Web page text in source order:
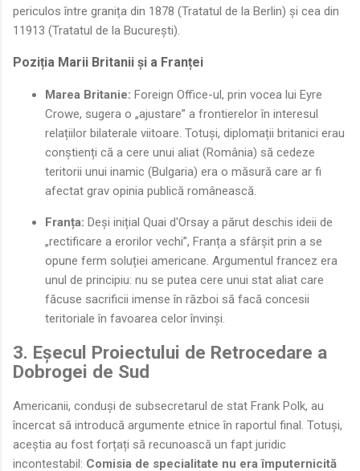
periculos între granița din 1878 (Tratatul de la Berlin) și cea din
11913 (Tratatul de la București).
Poziția Marii Britanii și a Franței
Marea Britanie: Foreign Office-ul, prin vocea lui Eyre
Crowe, sugera o „ajustare” a frontierelor în interesul
relațiilor bilaterale viitoare. Totuși, diplomații britanici erau
conștienți că a cere unui aliat (România) să cedeze
teritorii unui inamic (Bulgaria) era o măsură care ar fi
afectat grav opinia publică românească.
Franța: Deși inițial Quai d'Orsay a părut deschis ideii de
„rectificare a erorilor vechi”, Franța a sfârșit prin a se
opune ferm soluției americane. Argumentul francez era
unul de principiu: nu se putea cere unui stat aliat care
făcuse sacrificii imense în război să facă concesii
teritoriale în favoarea celor învinși.
3. Eșecul Proiectului de Retrocedare a
Dobrogei de Sud
Americanii, conduși de subsecretarul de stat Frank Polk, au
încercat să introducă argumente etnice în raportul final. Totuși,
aceștia au fost forțați să recunoască un fapt juridic
incontestabil: Comisia de specialitate nu era împuternicită